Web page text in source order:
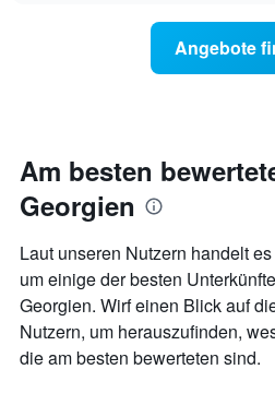
Zimmerpreis
näher
das
Aufenthaltsdatum
rückt.
Diagramm
hat
1
X-
Achse,
die
Angebote
Am besten
Georgien
Laut unseren Nutzern handelt
um einige der besten
Georgien. Wirf einen Blick auf
Nutzern, um herauszufinden,
die am besten bewerteten sind.